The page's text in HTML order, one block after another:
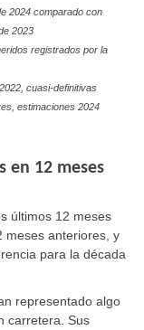
2024 comparado con
2023
registrados por la
cuasi-definitivas
estimaciones 2024
en 12 meses
últimos 12 meses
meses anteriores, y
para la década
representado algo
carretera. Sus